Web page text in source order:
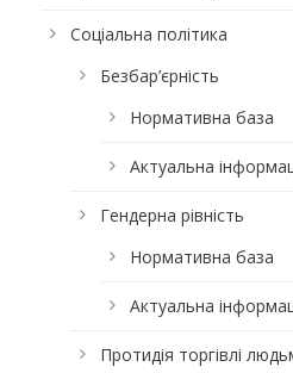
Соціальна політика
Безбар’єрність
Нормативна база
Актуальна
Гендерна рівність
Нормативна база
Актуальна
Протидія торгівлі